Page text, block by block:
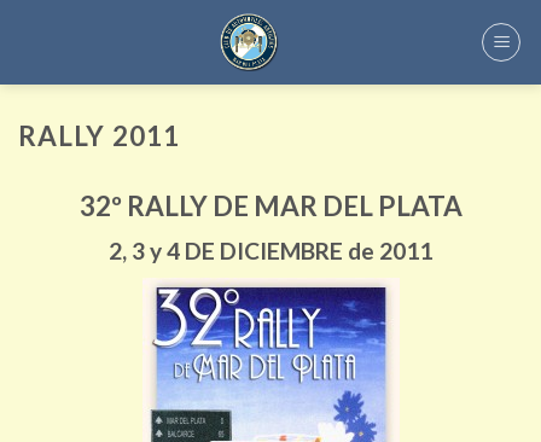
RALLY 2011
32º RALLY DE MAR DEL PLATA
2, 3 y 4 DE DICIEMBRE de 2011